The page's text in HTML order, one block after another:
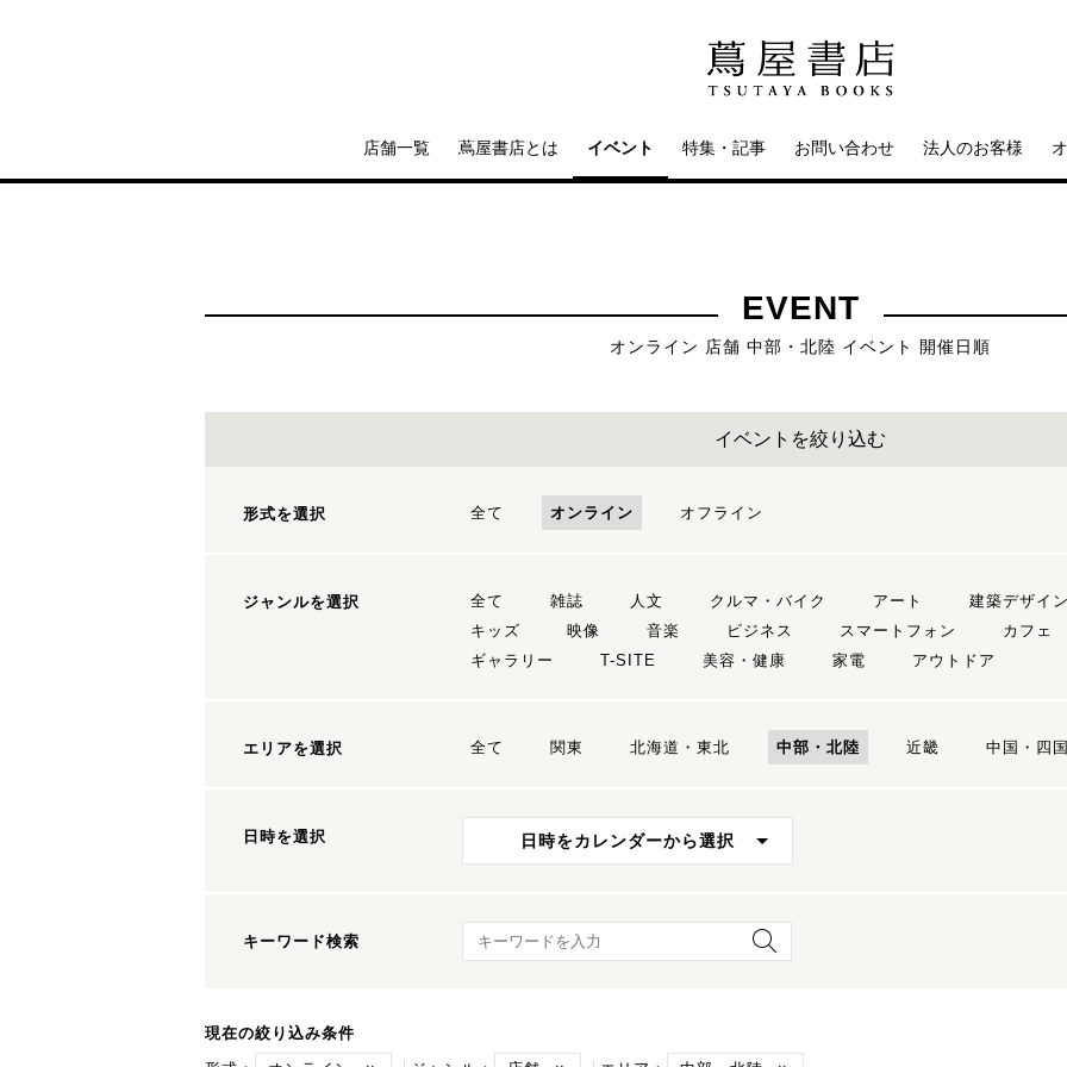
店舗一覧 蔦屋書店とは イベント 特集・記事 お問い合わせ 法人のお客様
EVENT
オンライン 店舗 中部・北陸 イベント 開催日順
イベントを絞り込む
形式を選択 全て オンライン オフライン
ジャンルを選択 全て 雑誌 人文 クルマ・バイク アート 建築デザイン
キッズ
映像 音楽 ビジネス スマートフォン カフェ
ギャラリー
T-SITE 美容・健康 家電 アウトドア
エリアを選択 全て 関東 北海道・東北 中部・北陸 近畿 中国・四国
日時を選択 日時をカレンダーから選択
キーワード検索 キーワード検索
現在の絞り込み条件